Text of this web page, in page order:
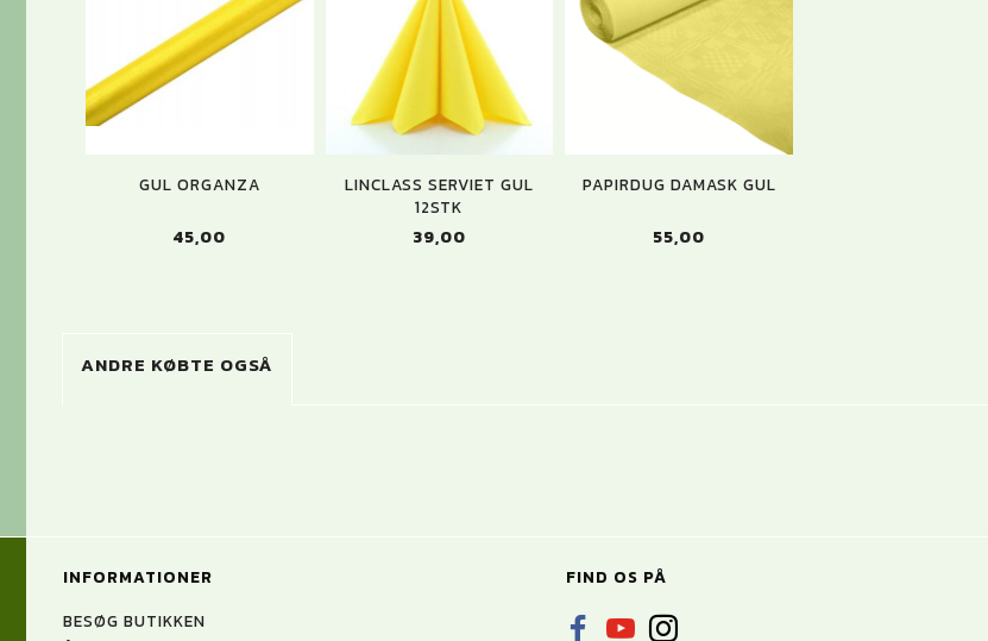
GUL ORGANZA
45,00
LINCLASS SERVIET GUL
12STK
39,00
PAPIRDUG DAMASK GUL
55,00
ANDRE KØBTE OGSÅ
INFORMATIONER
BESØG BUTIKKEN
FIND OS PÅ